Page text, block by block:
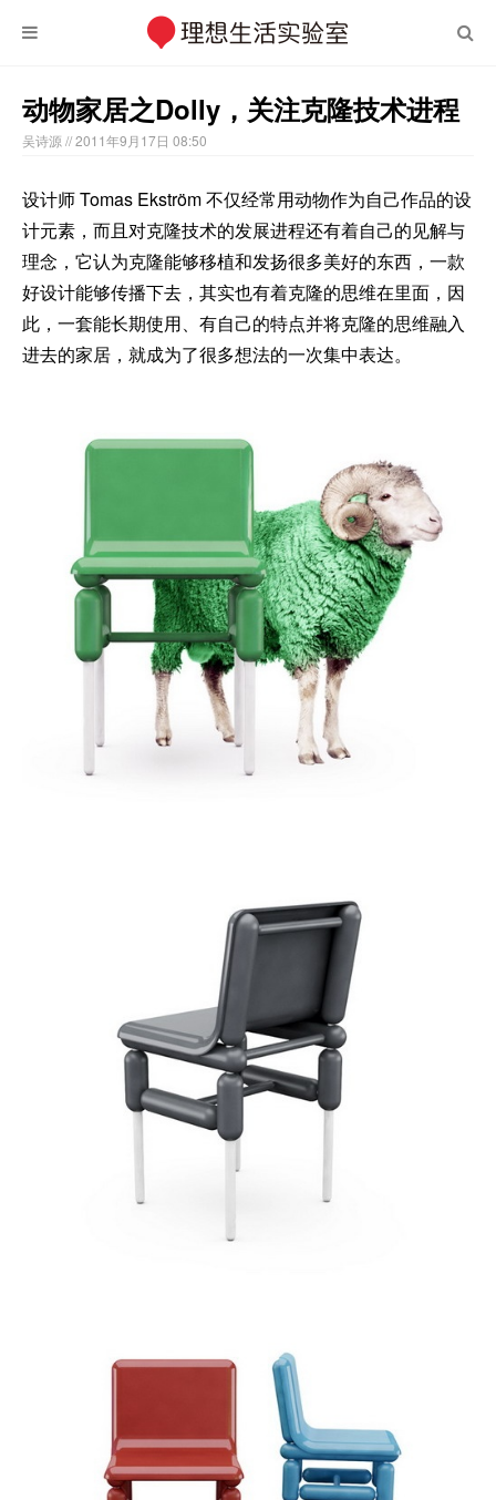
动物家居之Dolly，关注克隆技术进程
吴诗源 // 2011年9月17日 08:50
设计师 Tomas Ekström 不仅经常用动物作为自己作品的设
计元素，而且对克隆技术的发展进程还有着自己的见解与
理念，它认为克隆能够移植和发扬很多美好的东西，一款
好设计能够传播下去，其实也有着克隆的思维在里面，因
此，一套能长期使用、有自己的特点并将克隆的思维融入
进去的家居，就成为了很多想法的一次集中表达。